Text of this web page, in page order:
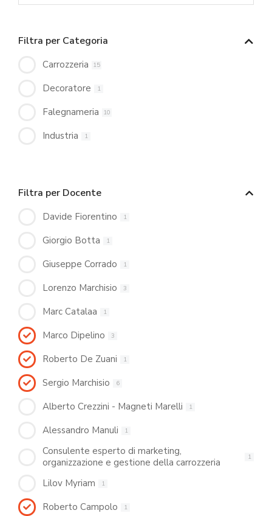
Filtra per Categoria
Carrozzeria 15
Decoratore 1
Falegnameria 10
Industria 1
Filtra per Docente
Davide Fiorentino 1
Giorgio Botta 1
Giuseppe Corrado 1
Lorenzo Marchisio 3
Marc Catalaa 1
Marco Dipelino 3
Roberto De Zuani 1
Sergio Marchisio 6
Alberto Crezzini - Magneti Marelli 1
Alessandro Manuli 1
Consulente esperto di marketing,
organizzazione e gestione della carrozzeria
1
Lilov Myriam 1
Roberto Campolo 1